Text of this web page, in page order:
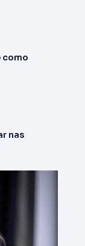
como
nas